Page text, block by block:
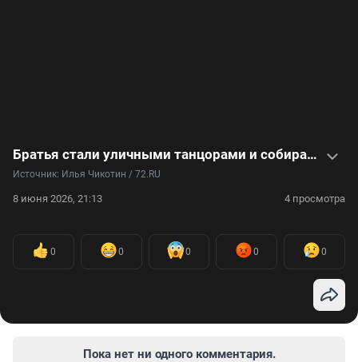
Братья стали уличными танцорами и собирают толпы на своих выступлениях. Видео
Источник: Илья Чикотин / 72.RU
8 июня 2026, 21:13 4 просмотра
0 0 0 0 0
Пока нет ни одного комментария.